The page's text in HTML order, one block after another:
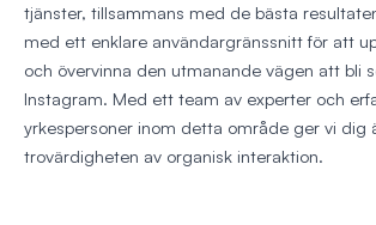
tjänster, tillsammans med de bästa
med ett enklare användargränssnitt för att
och övervinna den utmanande vägen att bli
Instagram. Med ett team av experter och
yrkespersoner inom detta område ger vi dig
trovärdigheten av organisk interaktion.